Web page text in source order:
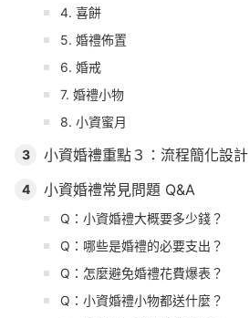
4. 喜餅
5. 婚禮佈置
6. 婚戒
7. 婚禮小物
8. 小資蜜月
3 小資婚禮重點３：流程簡化設計
4 小資婚禮常見問題 Q&A
Q：小資婚禮大概要多少錢？
Q：哪些是婚禮的必要支出？
Q：怎麼避免婚禮花費爆表？
Q：小資婚禮小物都送什麼？